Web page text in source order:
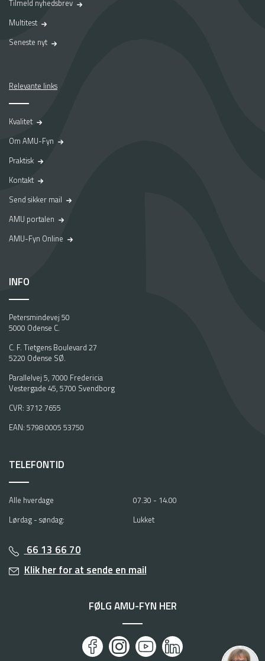
Tilmeld nyhedsbrev
Multitest
Seneste nyt
Relevante links
Kvalitet
Om AMU-Fyn
Praktisk
Kontakt
Send sikker mail
AMU portalen
AMU-Fyn Online
INFO
Petersmindevej 50
5000 Odense C.
C. F. Tietgens Boulevard 27
5220 Odense SØ.
Parallelvej 5, 7000 Fredericia
Vestergade 45, 5700 Svendborg
CVR: 3712 7655
EAN: 5798 0005 53750
TELEFONTID
Alle hverdage
07.30 - 14.00
Lørdag - søndag:
Lukket
66 13 66 70
Klik her for at sende en mail
FØLG AMU-FYN HER